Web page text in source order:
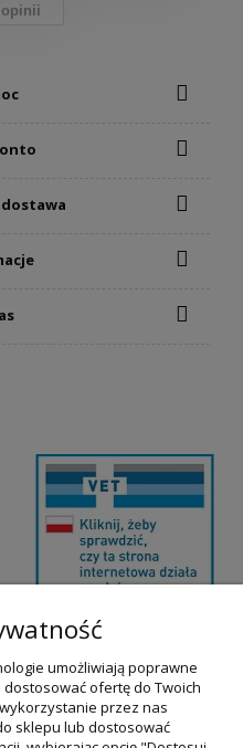
dostawa
umożliwiają poprawne
ofertę do Twoich
przez nas
sklepu lub dostosować